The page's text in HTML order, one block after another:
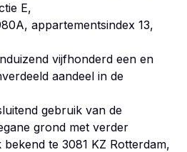
E,
appartementsindex 13,
vijfhonderd een en
aandeel in de
gebruik van de
grond met verder
te 3081 KZ Rotterdam,